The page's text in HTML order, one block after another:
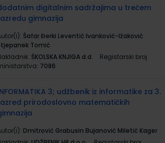
digitalnim sadržajima u trećem
gimnazija
Šafar Đerki Leventić Ivanković-Ižaković
Tomić
ŠKOLSKA KNJIGA d.d.
Registarski broj
7086
3; udžbenik iz informatike za 3.
prirodoslovno matematičkih
Dmitrović Grabusin Bujanović Miletić Kager